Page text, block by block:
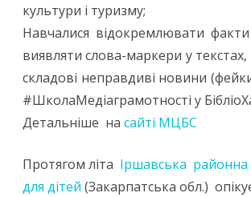
культури і туризму;
Навчалися відокремлювати
виявляти слова-маркери у
складові неправдиві новини
#ШколаМедіаграмотності у
Детальніше на сайті МЦБС
Протягом літа Іршавська районна
для дітей (Закарпатська обл.)